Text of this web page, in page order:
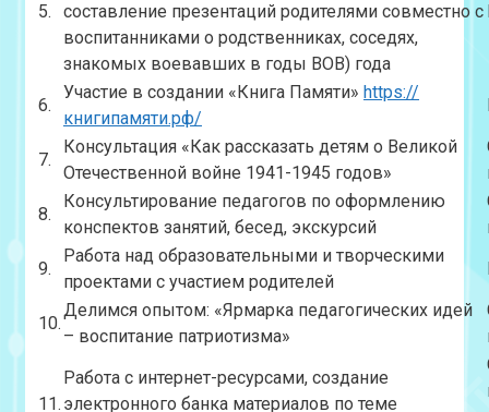
5.
составление презентаций родителями совместно с
воспитанниками о родственниках, соседях,
знакомых воевавших в годы ВОВ) года
6.
Участие в создании «Книга Памяти» https://
книгипамяти.рф/
7.
Консультация «Как рассказать детям о Великой
Отечественной войне 1941-1945 годов»
8.
Консультирование педагогов по оформлению
конспектов занятий, бесед, экскурсий
9.
Работа над образовательными и творческими
проектами с участием родителей
10.
Делимся опытом: «Ярмарка педагогических идей
– воспитание патриотизма»
11.
Работа с интернет-ресурсами, создание
электронного банка материалов по теме